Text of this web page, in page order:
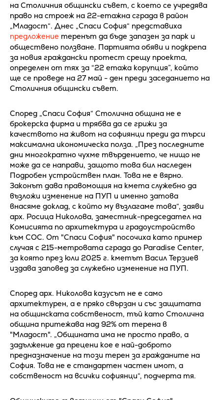
на Столичния общински съвет, с което се учредява
право на строеж на 22-етажна сграда в район
„Младост“. Днес „Спаси София“ представиха
предложение теренът да бъде запазен за парк и
обществено ползване. Партията обяви и подкрепа
за новия граждански протест срещу проекта,
определен от тях за “22 етажа корупция”, който
ще се проведе на 27 май - ден преди заседанието на
Столичния общински съвет.
Според „Спаси София“ Столична община не е
брокерска фирма и трябва да се грижи за
качеството на живот на софиянци преди да търси
максимална икономическа полза. „През последните
дни многократно чухме твърдението, че нищо не
може да се направи, защото това бил наследен
Подробен устройствен план. Това не е вярно.
Законът дава правомощия на кмета служебно да
възложи изменение на ПУП и именно затова
внасяме доклад, с който му възлагаме това“, заяви
арх. Росица Николова, заместник-председател на
Комисията по архитектура и градоустройство
към СОС. От "Спаси София" посочиха като пример
случая с 215-метровата сграда до Paradise Center,
за която през юли 2025 г. кметът Васил Терзиев
издава заповед за служебно изменение на ПУП.
Според арх. Николова казусът не е само
архитектурен, а е пряко свързан и със защитата
на общинската собственост, тъй като Столична
община притежава над 92% от терена в
"Младост". „Общината има не просто право, а
задължение да прецени кое е най-доброто
предназначение на този терен за гражданите на
София. Това не е стандартен частен имот, а
собственост на всички софиянци“, подчерта тя.